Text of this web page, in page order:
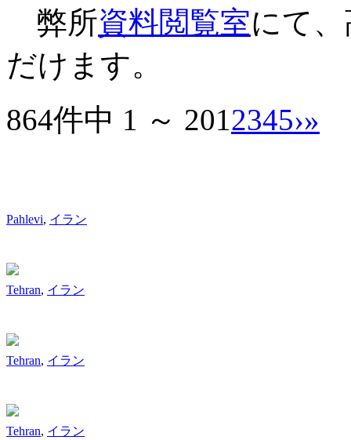
弊所資料閲覧室にて
だけます。
864件中 1 ～ 2012345›»
Pahlevi, イラン
Tehran, イラン
Tehran, イラン
Tehran, イラン